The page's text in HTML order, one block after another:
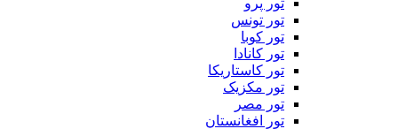
تور پرو
تور تونس
تور کوبا
تور کانادا
تور کاستاریکا
تور مکزیک
تور مصر
تور افغانستان